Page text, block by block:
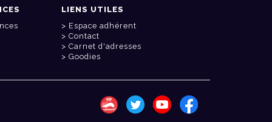
LIENS UTILES
Espace adhérent
Contact
Carnet d'adresses
Goodies